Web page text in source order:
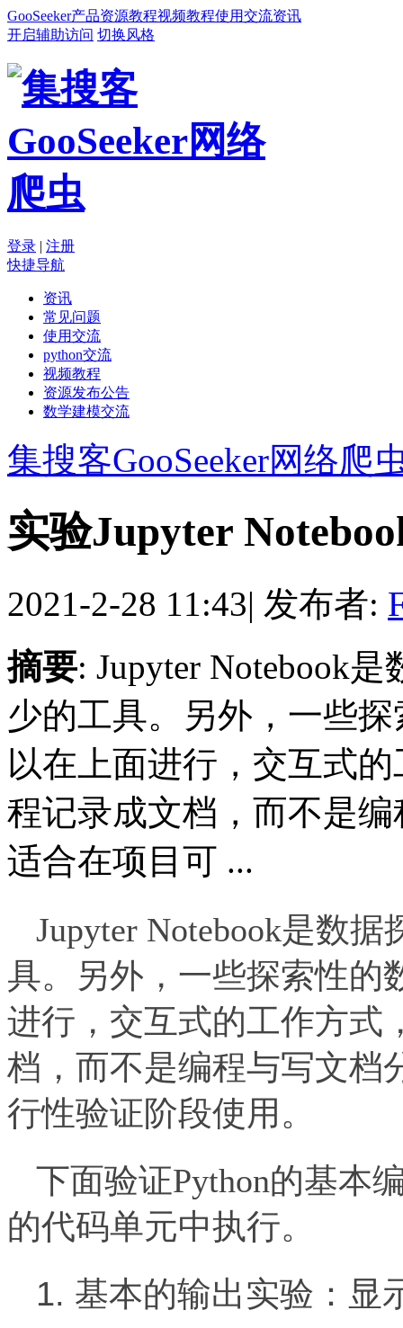
GooSeeker产品资源教程视频教程使用交流资讯
开启辅助访问 切换风格
登录 | 注册
快捷导航
资讯
常见问题
使用交流
python交流
视频教程
资源发布公告
数学建模交流
集搜客GooSeeker网络爬
实验Jupyter
2021-2-28 11:43| 发布者:
摘要: Jupyter Notebook
少的工具。另外，一些
以在上面进行，交互式
程记录成文档，而不是
适合在项目可 ...
Jupyter Notebook是数
具。另外，一些探索性的
进行，交互式的工作方式
档，而不是编程与写文档
行性验证阶段使用。
下面验证Python的基本
的代码单元中执行。
1. 基本的输出实验：显